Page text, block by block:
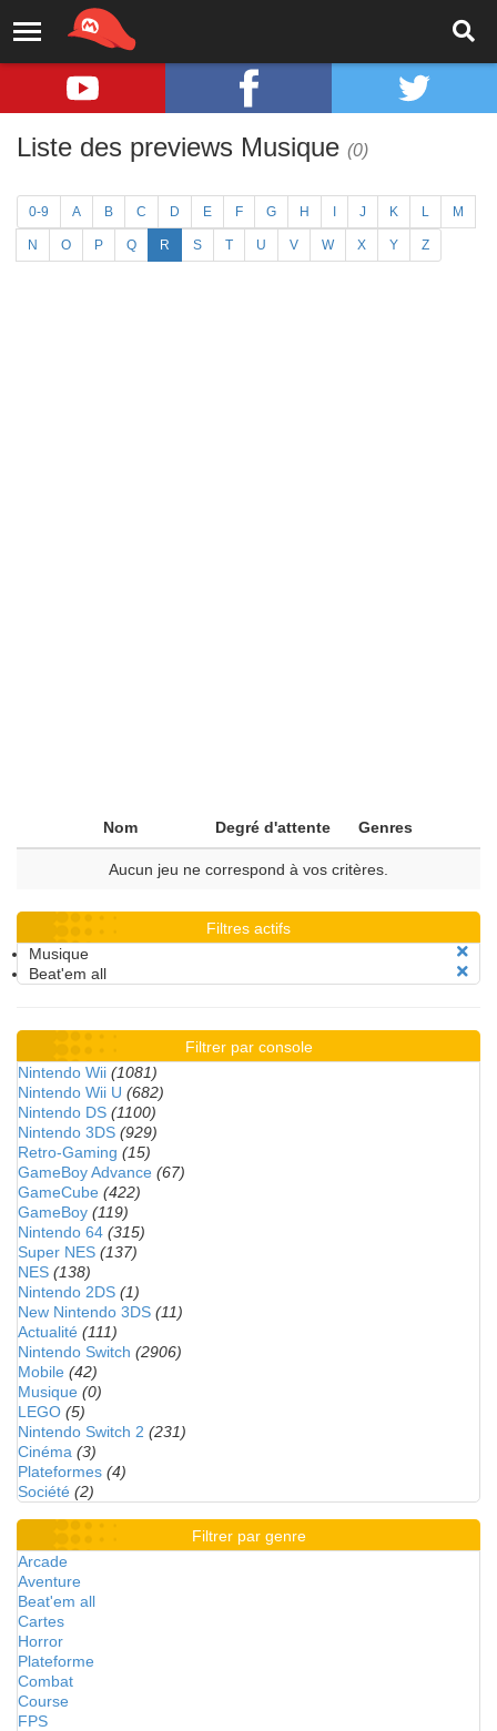
Liste des previews Musique (0)
0-9 A B C D E F G H J K L M
N O P Q R S T U V W X Y Z
Nom Degré d'attente Genres
Aucun jeu ne correspond à vos critères.
Filtres actifs
Musique
Beat'em all
Filtrer par console
Nintendo Wii (1081)
Nintendo Wii U (682)
Nintendo DS (1100)
Nintendo 3DS (929)
Retro-Gaming (15)
GameBoy Advance (67)
GameCube (422)
GameBoy (119)
Nintendo 64 (315)
Super NES (137)
NES (138)
Nintendo 2DS (1)
New Nintendo 3DS (11)
Actualité (111)
Nintendo Switch (2906)
Mobile (42)
Musique (0)
LEGO (5)
Nintendo Switch 2 (231)
Cinéma (3)
Plateformes (4)
Société (2)
Filtrer par genre
Arcade
Aventure
Beat'em all
Cartes
Horror
Plateforme
Combat
Course
FPS